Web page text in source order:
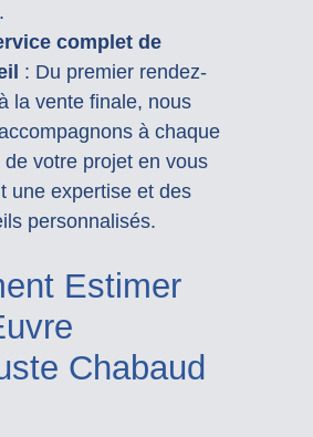
complet de
: Du premier rendez-
la vente finale, nous
à chaque
de votre projet en vous
une expertise et des
personnalisés.
Estimer
Chabaud